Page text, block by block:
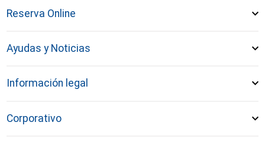
Reserva Online
Ayudas y Noticias
Información legal
Corporativo